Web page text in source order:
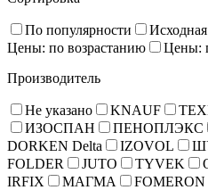
По популярности
Цены: по возрастанию
Цены:
Производитель
Не указано KNAUF
ИЗОСПАН
ПЕНОПЛЭКС
DORKEN Delta
IZOVOL
FOLDER
JUTO TYVEK
IRFIX
МАГМА FOMERON